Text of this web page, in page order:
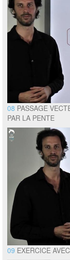
08 PASSAGE
PAR LA PENTE
09 EXERCICE